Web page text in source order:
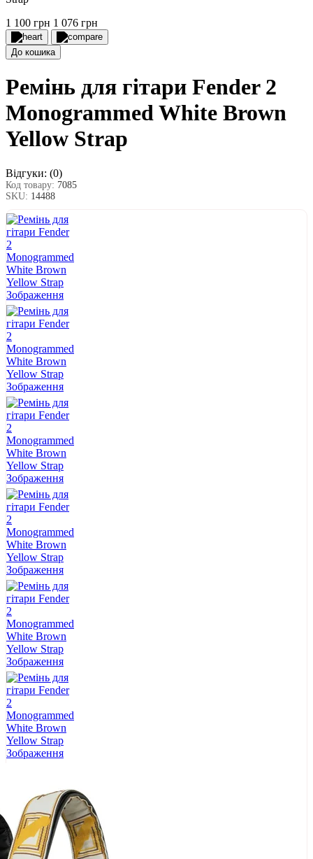
1 100 грн 1 076 грн
До кошика
Ремінь для гітари Fender 2
Monogrammed White Brown
Yellow Strap
Відгуки: (0)
Код товару: 7085
SKU: 14488